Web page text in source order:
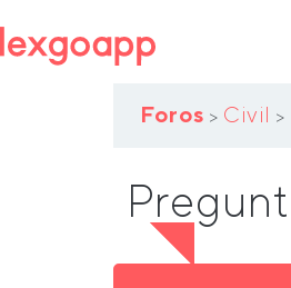
Foros > Civil >